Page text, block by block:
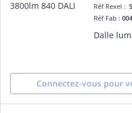
Réf Rexel :
Réf Fab :
Connectez-vous pour